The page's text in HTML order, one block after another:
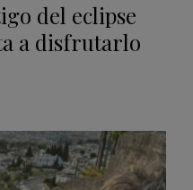
del eclipse
a disfrutarlo